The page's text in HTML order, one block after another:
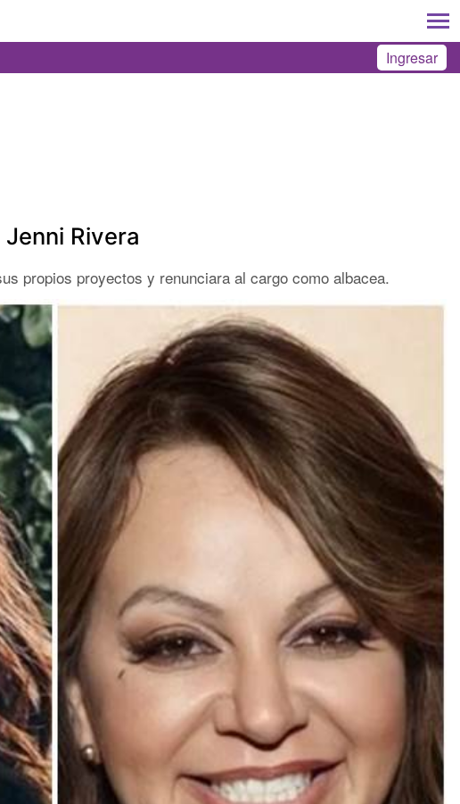
Ingresar
Rivera
propios proyectos y renunciara al cargo como albacea.